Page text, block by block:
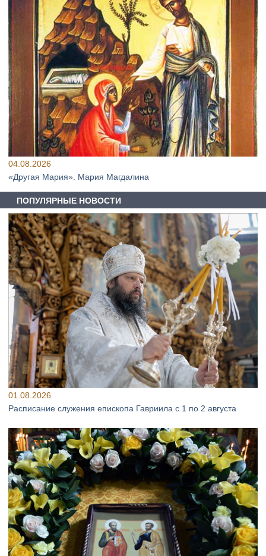
04.08.2026
«Другая Мария». Мария Магдалина
ПОПУЛЯРНЫЕ НОВОСТИ
01.08.2026
Расписание служения епископа Гавриила с 1 по 2 августа